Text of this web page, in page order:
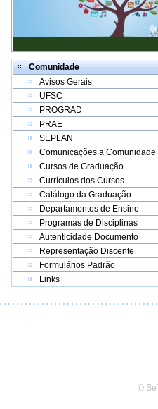
Comunidade
Avisos Gerais
UFSC
PROGRAD
PRAE
SEPLAN
Comunicações a Comunidade
Cursos de Graduação
Currículos dos Cursos
Catálogo da Graduação
Departamentos de Ensino
Programas de Disciplinas
Autenticidade Documento
Representação Discente
Formulários Padrão
Links
©